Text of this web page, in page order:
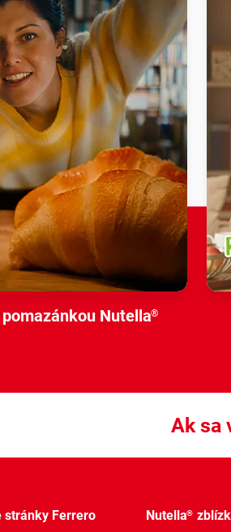
Nutella®
Ak sa
stránky Ferrero Nutella®